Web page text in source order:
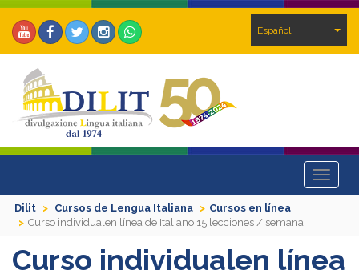
Español
Toggle
Dilit
Cursos de Lengua Italiana
Cursos en línea
Curso individualen línea de Italiano 15 lecciones / semana
Curso individualen línea